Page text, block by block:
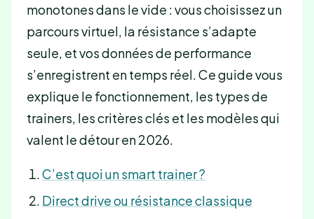
monotones dans le vide : vous choisissez un
parcours virtuel, la résistance s’adapte
seule, et vos données de performance
s’enregistrent en temps réel. Ce guide vous
explique le fonctionnement, les types de
trainers, les critères clés et les modèles qui
valent le détour en 2026.
C’est quoi un smart trainer ?
Direct drive ou résistance classique